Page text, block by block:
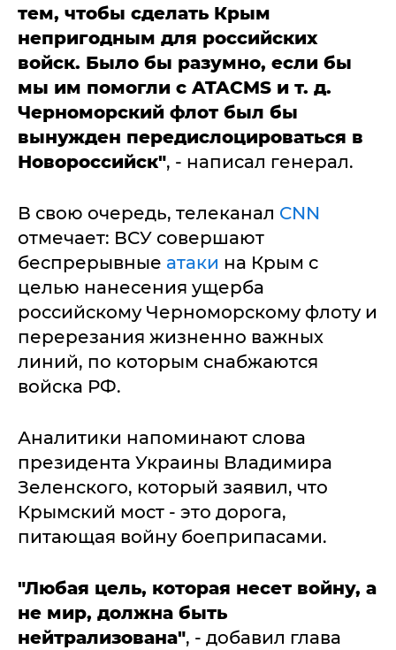
тем, чтобы сделать Крым
непригодным для российских
войск. Было бы разумно, если бы
мы им помогли с ATACMS и т. д.
Черноморский флот был бы
вынужден передислоцироваться в
Новороссийск", - написал генерал.
В свою очередь, телеканал CNN
отмечает: ВСУ совершают
беспрерывные атаки на Крым с
целью нанесения ущерба
российскому Черноморскому флоту и
перерезания жизненно важных
линий, по которым снабжаются
войска РФ.
Аналитики напоминают слова
президента Украины Владимира
Зеленского, который заявил, что
Крымский мост - это дорога,
питающая войну боеприпасами.
"Любая цель, которая несет войну, а
не мир, должна быть
нейтрализована", - добавил глава